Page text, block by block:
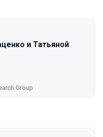
и Татьяной
Group